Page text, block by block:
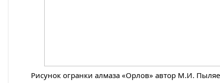
Рисунок огранки алмаза «Орлов» автор М.И.